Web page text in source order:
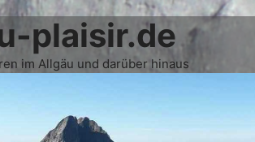
plaisir.de
im Allgäu und darüber hinaus